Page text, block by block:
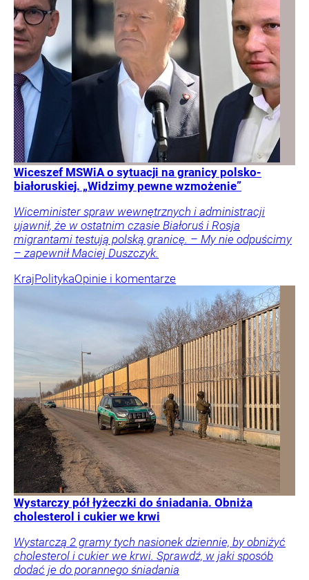
Wiceszef MSWiA o sytuacji na granicy polsko-
białoruskiej. „Widzimy pewne wzmożenie”
Wiceminister spraw wewnętrznych i administracji
ujawnił, że w ostatnim czasie Białoruś i Rosja
migrantami testują polską granicę. – My nie odpuścimy
– zapewnił Maciej Duszczyk.
KrajPolitykaOpinie i komentarze
Wystarczy pół łyżeczki do śniadania. Obniża
cholesterol i cukier we krwi
Wystarczą 2 gramy tych nasionek dziennie, by obniżyć
cholesterol i cukier we krwi. Sprawdź, w jaki sposób
dodać je do porannego śniadania